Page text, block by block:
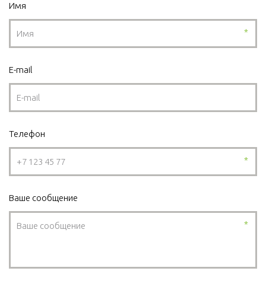
Имя
*
E-mail
Телефон
*
Ваше сообщение
*